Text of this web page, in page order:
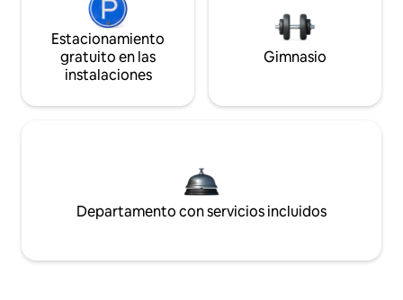
Estacionamiento
gratuito en las
instalaciones
Gimnasio
Departamento con servicios incluidos